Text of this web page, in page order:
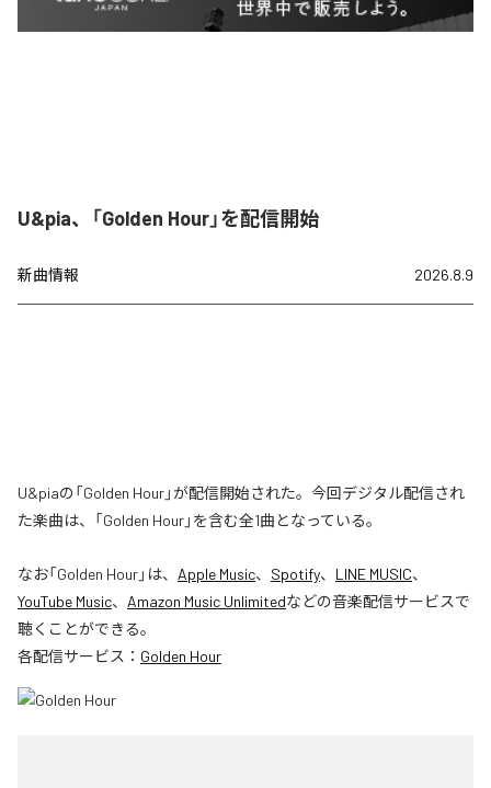
U&pia、「Golden Hour」を配信開始
新曲情報 2026.8.9
U&piaの「Golden Hour」が配信開始された。今回デジタル配信され
た楽曲は、「Golden Hour」を含む全1曲となっている。
なお「Golden Hour」は、 Apple Music、 Spotify、 LINE MUSIC、
YouTube Music、 Amazon Music Unlimitedなどの音楽配信サービスで
聴くことができる。
各配信サービス： Golden Hour